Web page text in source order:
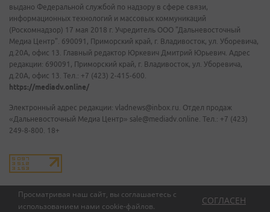
Просматривая наш сайт, вы соглашаетесь с
использованием нами cookie-файлов.
СОГЛАСЕН
выдано Федеральной службой по надзору в сфере связи,
информационных технологий и массовых коммуникаций
(Роскомнадзор) 17 мая 2018 г. Учредитель ООО "Дальневосточный
Медиа Центр". 690091, Приморский край, г. Владивосток, ул. Уборевича,
д.20А, офис 13. Главный редактор Юркевич Дмитрий Юрьевич. Адрес
редакции: 690091, Приморский край, г. Владивосток, ул. Уборевича,
д.20А, офис 13. Тел.: +7 (423) 2-415-600.
https://mediadv.online/
Электронный адрес редакции: vladnews@inbox.ru. Отдел продаж
«Дальневосточный Медиа Центр» sale@mediadv.online. Тел.: +7 (423)
249-8-800. 18+